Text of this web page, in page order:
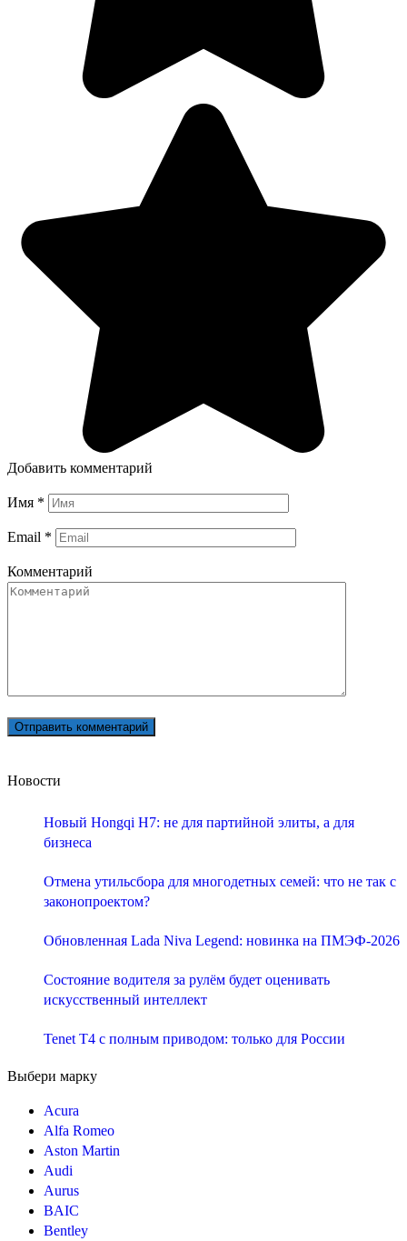
Добавить комментарий
Имя *
Email *
Комментарий
Новости
Новый Hongqi H7: не для партийной элиты, а для
бизнеса
Отмена утильсбора для многодетных семей: что не так с
законопроектом?
Обновленная Lada Niva Legend: новинка на ПМЭФ-2026
Состояние водителя за рулём будет оценивать
искусственный интеллект
Tenet T4 с полным приводом: только для России
Выбери марку
Acura
Alfa Romeo
Aston Martin
Audi
Aurus
BAIC
Bentley